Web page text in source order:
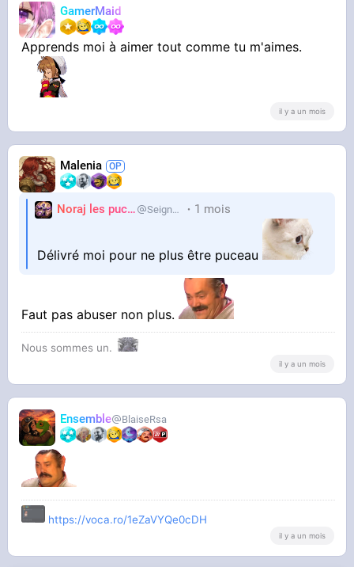
GamerMaid
Apprends moi à aimer tout comme tu m'aimes.
il y a un mois
Malenia
Noraj les pucix SeigneurCooler 1 mois
Délivré moi pour ne plus être puceau
Faut pas abuser non plus.
Nous sommes un.
il y a un mois
Ensemble BlaiseRsa
https://voca.ro/1eZaVYQe0cDH
il y a un mois